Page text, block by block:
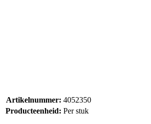
Artikelnummer: 4052350
Producteenheid: Per stuk